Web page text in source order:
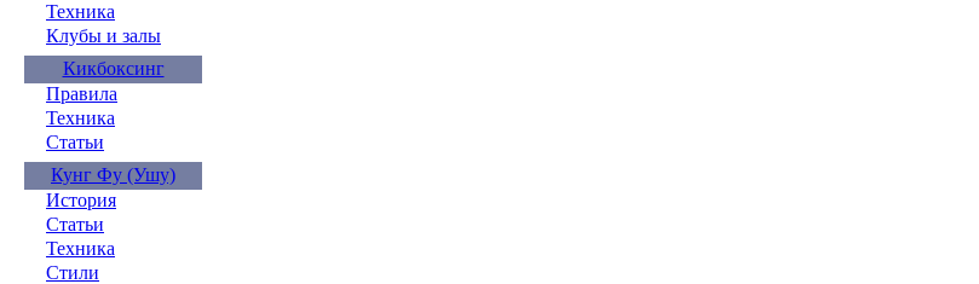
Техника
Клубы и залы
Кикбоксинг
Правила
Техника
Статьи
Кунг Фу (Ушу)
История
Статьи
Техника
Стили